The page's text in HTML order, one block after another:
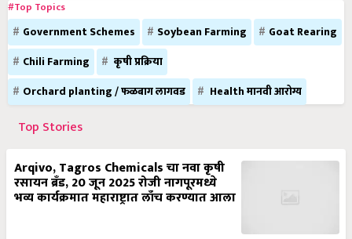
#Top Topics
Government Schemes Soybean Farming
Goat Rearing
Chili Farming
कृषी प्रक्रिया
Orchard planting / फळबाग लागवड
Health मानवी आरोग्य
Top Stories
Arqivo, Tagros Chemicals चा नवा कृषी
रसायन ब्रँड, 20 जून 2025 रोजी नागपूरमध्ये
भव्य कार्यक्रमात महाराष्ट्रात लाँच करण्यात आला